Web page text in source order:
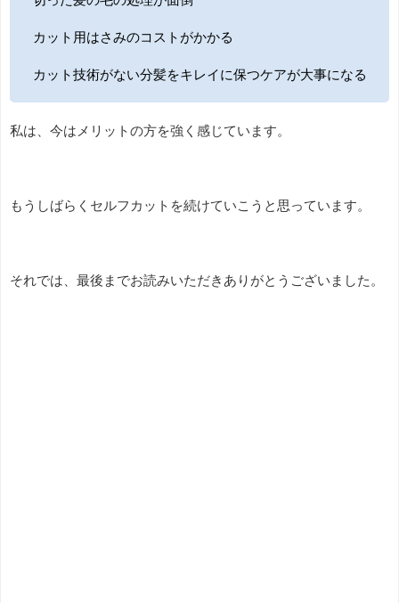
カット用はさみのコストがかかる
カット技術がない分髪をキレイに保つケアが大事になる
私は、今はメリットの方を強く感じています。
もうしばらくセルフカットを続けていこうと思っています。
それでは、最後までお読みいただきありがとうございました。